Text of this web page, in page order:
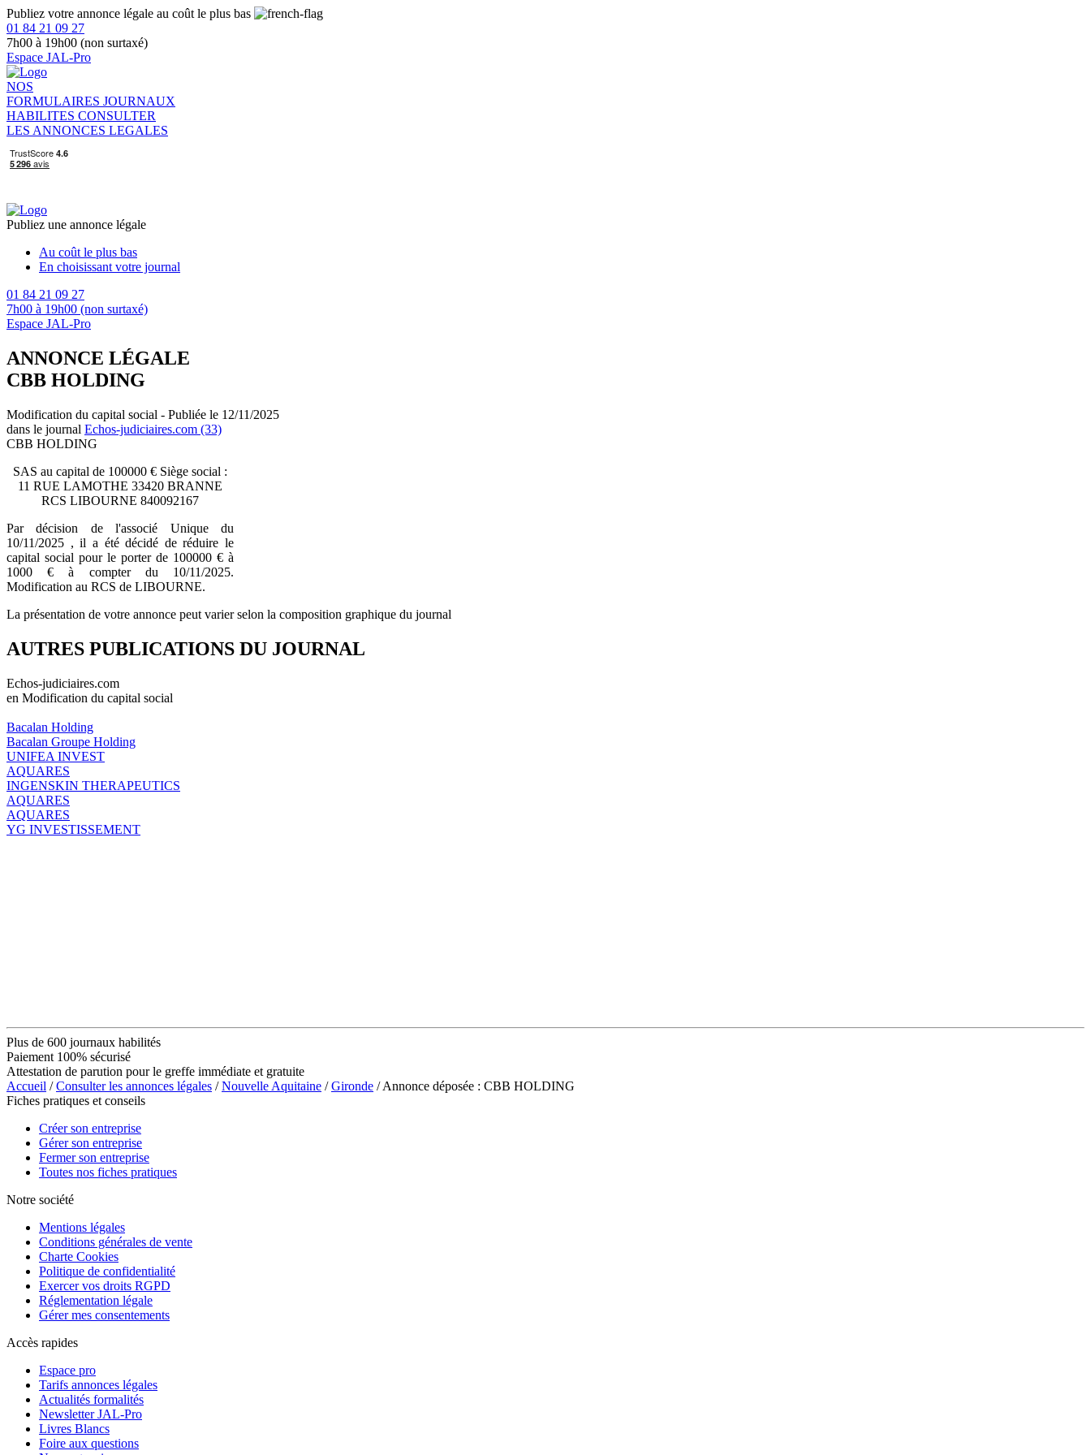
Publiez votre annonce légale au coût le plus bas
01 84 21 09 27
7h00 à 19h00 (non surtaxé)
Espace JAL-Pro
NOS
FORMULAIRES JOURNAUX
HABILITES CONSULTER
LES ANNONCES LEGALES
Publiez une annonce légale
Au coût le plus bas
En choisissant votre journal
01 84 21 09 27
7h00 à 19h00 (non surtaxé)
Espace JAL-Pro
ANNONCE LÉGALE
CBB HOLDING
Modification du capital social - Publiée le 12/11/2025
dans le journal Echos-judiciaires.com (33)
CBB HOLDING
SAS au capital de 100000 € Siège social :
11 RUE LAMOTHE 33420 BRANNE
RCS LIBOURNE 840092167
Par décision de l'associé Unique du
10/11/2025 , il a été décidé de réduire le
capital social pour le porter de 100000 € à
1000 € à compter du 10/11/2025.
Modification au RCS de LIBOURNE.
La présentation de votre annonce peut varier selon la composition graphique du journal
AUTRES PUBLICATIONS DU JOURNAL
Echos-judiciaires.com
en Modification du capital social
Bacalan Holding
Bacalan Groupe Holding
UNIFEA INVEST
AQUARES
INGENSKIN THERAPEUTICS
AQUARES
AQUARES
YG INVESTISSEMENT
Plus de 600 journaux habilités
Paiement 100% sécurisé
Attestation de parution pour le greffe immédiate et gratuite
Accueil /Consulter les annonces légales /Nouvelle Aquitaine /Gironde / Annonce déposée : CBB HOLDING
Fiches pratiques et conseils
Créer son entreprise
Gérer son entreprise
Fermer son entreprise
Toutes nos fiches pratiques
Notre société
Mentions légales
Conditions générales de vente
Charte Cookies
Politique de confidentialité
Exercer vos droits RGPD
Réglementation légale
Gérer mes consentements
Accès rapides
Espace pro
Tarifs annonces légales
Actualités formalités
Newsletter JAL-Pro
Livres Blancs
Foire aux questions